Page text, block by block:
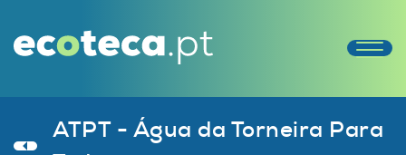
ATPT - Água da Torneira Para